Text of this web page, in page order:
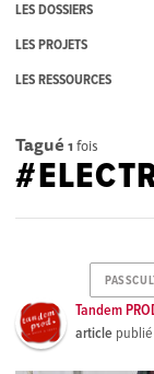
LES DOSSIERS
LES PROJETS
LES RESSOURCES
Tagué 1 fois
Tandem
article